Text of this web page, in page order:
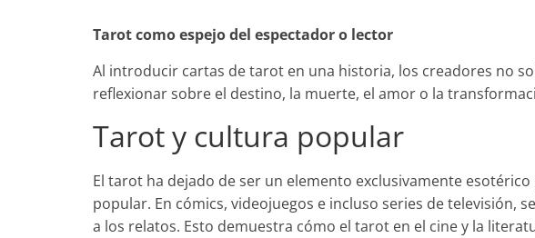
Tarot como espejo del espectador o lector
Al introducir cartas de tarot en una historia, los creadores no
reflexionar sobre el destino, la muerte, el amor o la
Tarot y cultura popular
El tarot ha dejado de ser un elemento exclusivamente
popular. En cómics, videojuegos e incluso series de televisión,
a los relatos. Esto demuestra cómo el tarot en el cine y la